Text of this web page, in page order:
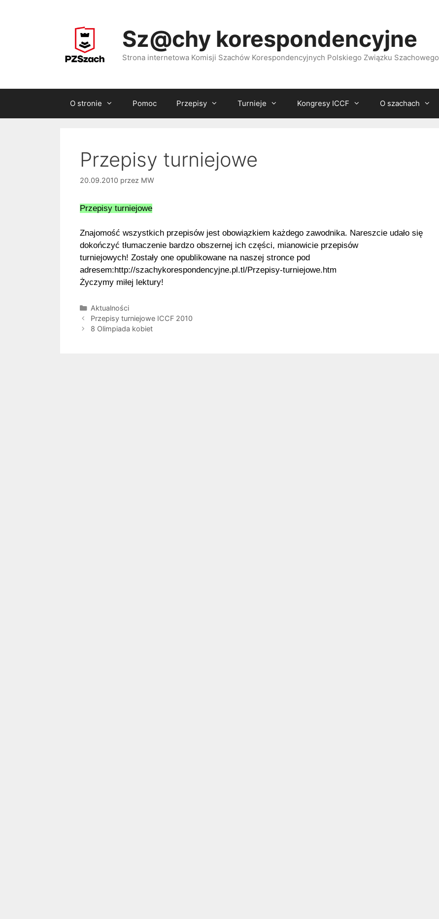
Sz@chy korespondencyjne
Strona internetowa Komisji Szachów Korespondencyjnych Polskiego Związku Szachowego
O stronie Pomoc Przepisy Turnieje Kongresy ICCF O szachach
Przepisy turniejowe
20.09.2010 przez MW
Przepisy turniejowe
Znajomość wszystkich przepisów jest obowiązkiem każdego zawodnika. Nareszcie udało się
dokończyć tłumaczenie bardzo obszernej ich części, mianowicie przepisów
turniejowych! Zostały one opublikowane na naszej stronce pod
adresem:http://szachykorespondencyjne.pl.tl/Przepisy-turniejowe.htm
Życzymy miłej lektury!
Kategorie
Aktualności
Przepisy turniejowe ICCF 2010
8 Olimpiada kobiet